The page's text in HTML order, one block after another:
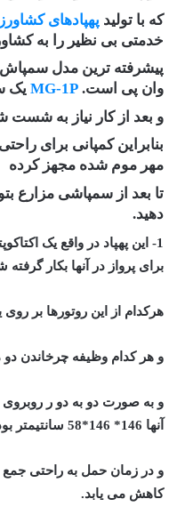
که با تولید پهپادهای
خدمتی بی نظیر را به
پیشرفته ترین مدل
وان پی است. MG-1P یک
و بعد از کار نیاز به شست
بنابراین کمپانی برای
مهر موم شده مجهز کرده
تا بعد از سمپاشی مزارع
دهید.
برای پرواز در آنها بکار
هرکدام از این روتورها بر
و هر کدام وظیفه چرخاندن دو
و به صورت دو به دو ر روبروی
آنها 146* 146*58 سانتیمتر بوده
کاهش می یابد.